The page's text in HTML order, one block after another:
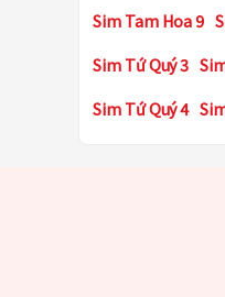
Sim Tam Hoa 9
Sim Tứ Quý 3
Sim Tứ Quý 4